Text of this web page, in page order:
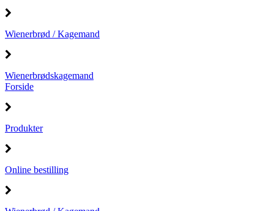
Wienerbrød / Kagemand
Wienerbrødskagemand
Forside
Produkter
Online bestilling